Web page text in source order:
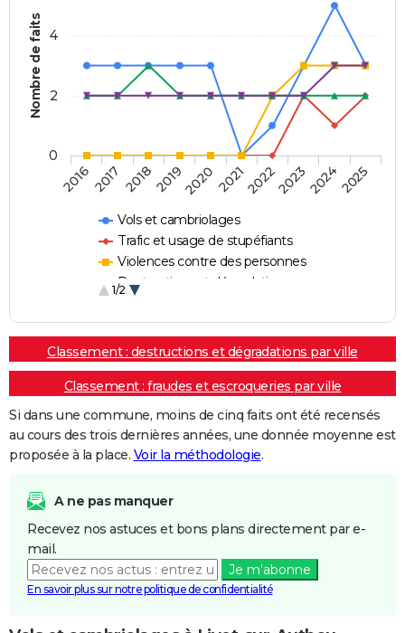
Nombre de faits
Vols et cambriolages
Trafic et usage de stupéfiants
Violences contre des personnes
Destructions et dégradations
1/2
20162017 20182019202020212022202320242025
0
2
4
Classement : destructions et dégradations par ville
Classement : fraudes et escroqueries par ville
Si dans une commune, moins de cinq faits ont été recensés
au cours des trois dernières années, une donnée moyenne est
proposée à la place. Voir la méthodologie.
A ne pas manquer
Recevez nos astuces et bons plans directement par e-
mail.
Je m'abonne
En savoir plus sur notre politique de confidentialité